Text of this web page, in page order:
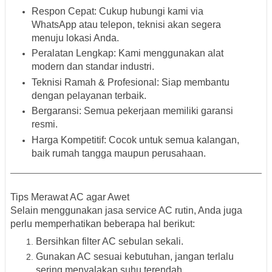
Respon Cepat: Cukup hubungi kami via
WhatsApp atau telepon, teknisi akan segera
menuju lokasi Anda.
Peralatan Lengkap: Kami menggunakan alat
modern dan standar industri.
Teknisi Ramah & Profesional: Siap membantu
dengan pelayanan terbaik.
Bergaransi: Semua pekerjaan memiliki garansi
resmi.
Harga Kompetitif: Cocok untuk semua kalangan,
baik rumah tangga maupun perusahaan.
Tips Merawat AC agar Awet
Selain menggunakan jasa service AC rutin, Anda juga
perlu memperhatikan beberapa hal berikut:
Bersihkan filter AC sebulan sekali.
Gunakan AC sesuai kebutuhan, jangan terlalu